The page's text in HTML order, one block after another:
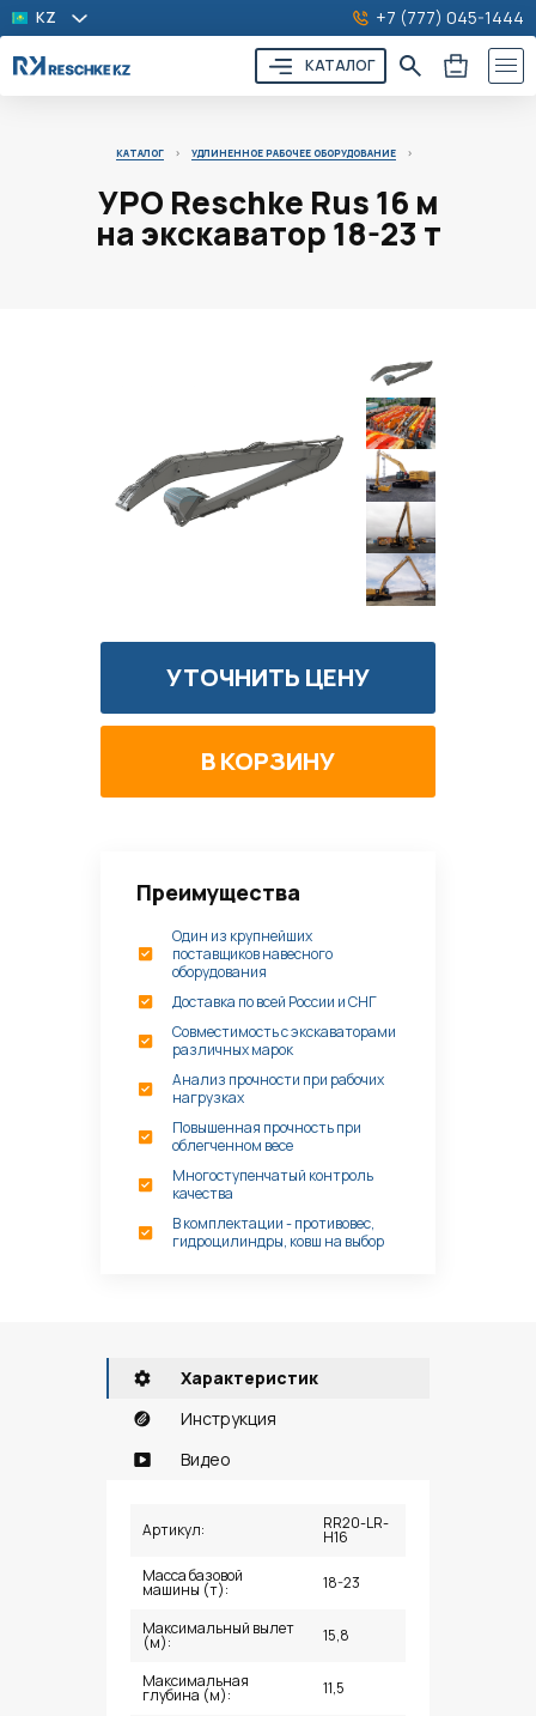
KZ +7 (777) 045-1444
КАТАЛОГ
КАТАЛОГ > УДЛИНЕННОЕ РАБОЧЕЕ ОБОРУДОВАНИЕ >
УРО Reschke Rus 16 м
на экскаватор 18-23 т
Преимущества
Один из крупнейших
поставщиков навесного
оборудования
Доставка по всей России и СНГ
Совместимость с экскаваторами
различных марок
Анализ прочности при рабочих
нагрузках
Повышенная прочность при
облегченном весе
Многоступенчатый контроль
качества
В комплектации - противовес,
гидроцилиндры, ковш на выбор
УТОЧНИТЬ ЦЕНУ
Артикул: RR20-LR-
H16
Масса базовой
машины (т): 18-23
Максимальный вылет
(м): 15,8
Максимальная
глубина (м): 11,5
Характеристик
Инструкция
Видео